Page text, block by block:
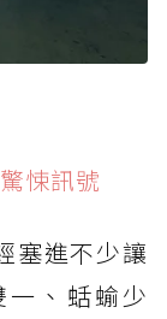
悚訊號
塞進不少讓
、蛞蝓少